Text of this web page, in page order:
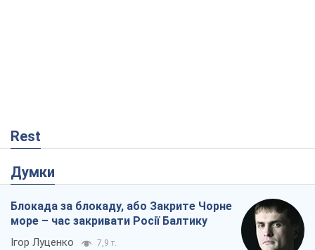
Rest
Думки
Блокада за блокаду, або Закрите Чорне
море – час закривати Росії Балтику
Ігор Луценко 7,9 т.